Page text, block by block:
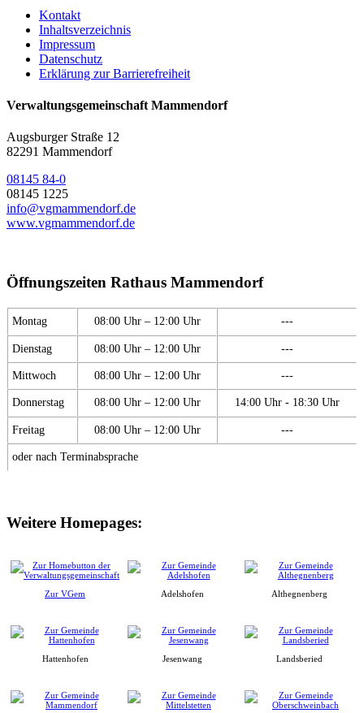
Kontakt
Inhaltsverzeichnis
Impressum
Datenschutz
Erklärung zur Barrierefreiheit
Verwaltungsgemeinschaft Mammendorf
Augsburger Straße 12
82291 Mammendorf
08145 84-0
08145 1225
info@vgmammendorf.de
www.vgmammendorf.de
Öffnungszeiten Rathaus Mammendorf
Montag 08:00 Uhr – 12:00 Uhr ---
Dienstag 08:00 Uhr – 12:00 Uhr ---
Mittwoch 08:00 Uhr – 12:00 Uhr ---
Donnerstag 08:00 Uhr – 12:00 Uhr 14:00 Uhr - 18:30 Uhr
Freitag 08:00 Uhr – 12:00 Uhr ---
oder nach Terminabsprache
Weitere Homepages:
Zur VGem Adelshofen Althegnenberg
Hattenhofen Jesenwang Landsberied